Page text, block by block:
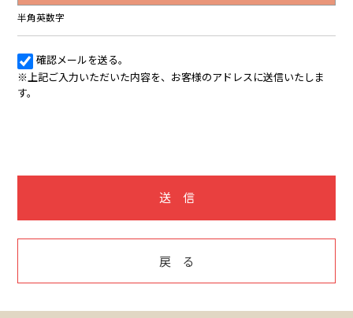
半角英数字
確認メールを送る。
※上記ご入力いただいた内容を、お客様のアドレスに送信いたしま
す。
送 信
戻 る